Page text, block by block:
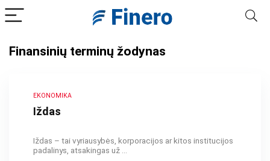
Finansinių terminų žodynas
EKONOMIKA
Iždas
Iždas – tai vyriausybės, korporacijos ar kitos institucijos
padalinys, atsakingas už ...